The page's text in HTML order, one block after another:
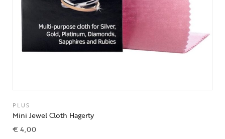
PLUS
Mini Jewel Cloth Hagerty
€4,00